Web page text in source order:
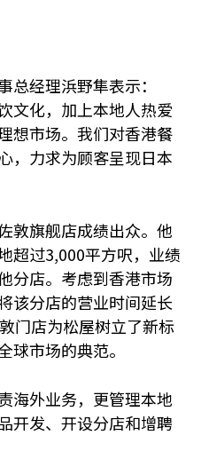
总经理浜野隼表示：
文化，加上本地人热爱
想市场。我们对香港餐
，力求为顾客呈现日本
敦旗舰店成绩出众。他
超过3,000平方呎，业绩
分店。考虑到香港市场
该分店的营业时间延长
门店为松屋树立了新标
球市场的典范。
海外业务，更管理本地
开发、开设分店和增聘